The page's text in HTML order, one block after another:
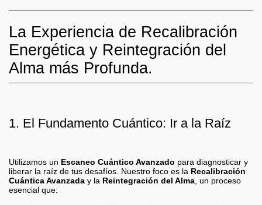
La Experiencia de Recalibración
Energética y Reintegración del
Alma más Profunda.
1. El Fundamento Cuántico: Ir a la Raíz
Utilizamos un Escaneo Cuántico Avanzado para diagnosticar y
liberar la raíz de tus desafíos. Nuestro foco es la Recalibración
Cuántica Avanzada y la Reintegración del Alma , un proceso
esencial que: